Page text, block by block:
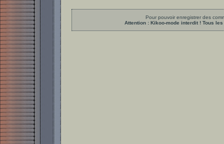
Pour pouvoir enregistrer des
Attention : Kikoo-mode interdit ! Tous